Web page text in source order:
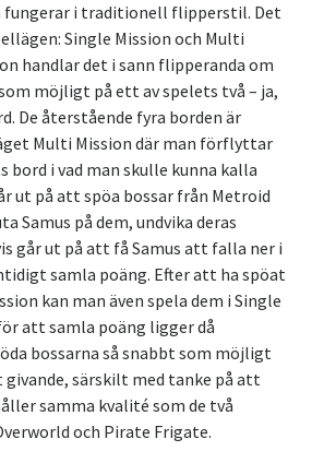
fungerar i traditionell flipperstil. Det
Single Mission och Multi
handlar det i sann flipperanda om
möjligt på ett av spelets två – ja,
De återstående fyra borden är
Multi Mission där man förflyttar
bord i vad man skulle kunna kalla
ut på att spöa bossar från Metroid
Samus på dem, undvika deras
går ut på att få Samus att falla ner i
samla poäng. Efter att ha spöat
kan man även spela dem i Single
att samla poäng ligger då
bossarna så snabbt som möjligt
särskilt med tanke på att
samma kvalité som de två
och Pirate Frigate.